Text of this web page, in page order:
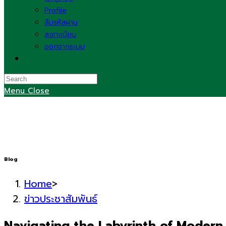
Profile
ลืมรหัสผ่าน
ลงทะเบียน
ออกจากระบบ
search
Menu Close
Blog
Home>
ข่าวประชาสัมพันธ์